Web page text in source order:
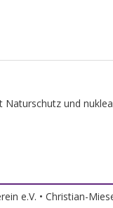
e.V. • Christian-